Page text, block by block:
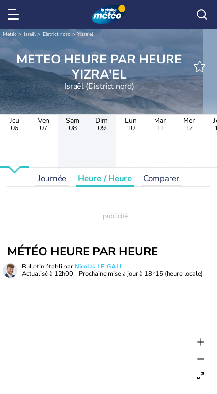
Météo Israël District nord Yizra'el
METEO HEURE PAR HEURE
YIZRA'EL
Israël (District nord)
Jeu
06
-
-
Ven
07
-
-
Sam
08
-
-
Dim
09
-
-
Lun
10
-
-
Mar
11
-
-
Mer
12
-
-
Journée Heure / Heure Comparer
MÉTÉO HEURE PAR HEURE
Bulletin établi par Nicolas LE GALL
Actualisé à 12h00 - Prochaine mise à jour à 18h15 (heure locale)